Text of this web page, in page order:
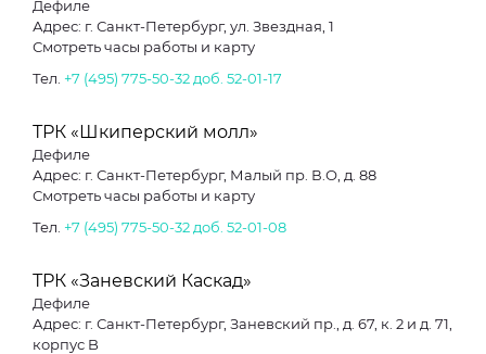
Дефиле
Адрес: г. Санкт-Петербург, ул. Звездная, 1
Смотреть часы работы и карту
Тел. +7 (495) 775-50-32 доб. 52-01-17
ТРК «Шкиперский молл»
Дефиле
Адрес: г. Санкт-Петербург, Малый пр. В.О, д. 88
Смотреть часы работы и карту
Тел. +7 (495) 775-50-32 доб. 52-01-08
ТРК «Заневский Каскад»
Дефиле
Адрес: г. Санкт-Петербург, Заневский пр., д. 67, к. 2 и д. 71,
корпус B